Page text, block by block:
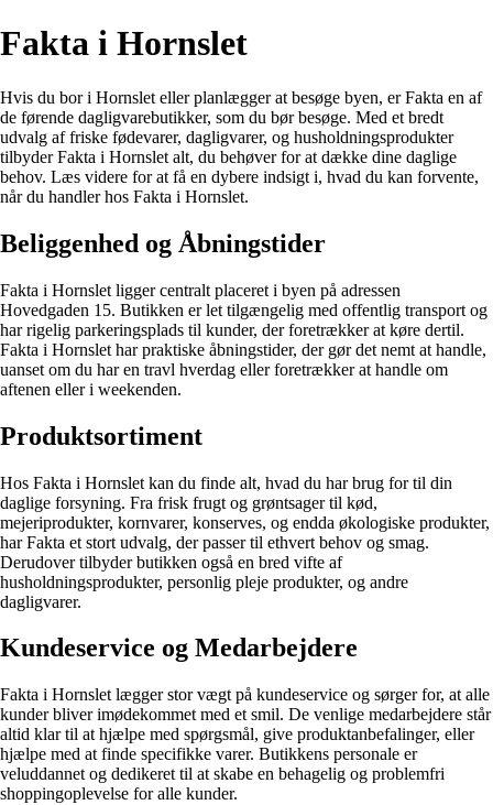
Fakta i Hornslet
Hvis du bor i Hornslet eller planlægger at besøge byen, er Fakta en af
de førende dagligvarebutikker, som du bør besøge. Med et bredt
udvalg af friske fødevarer, dagligvarer, og husholdningsprodukter
tilbyder Fakta i Hornslet alt, du behøver for at dække dine daglige
behov. Læs videre for at få en dybere indsigt i, hvad du kan forvente,
når du handler hos Fakta i Hornslet.
Beliggenhed og Åbningstider
Fakta i Hornslet ligger centralt placeret i byen på adressen
Hovedgaden 15. Butikken er let tilgængelig med offentlig transport og
har rigelig parkeringsplads til kunder, der foretrækker at køre dertil.
Fakta i Hornslet har praktiske åbningstider, der gør det nemt at handle,
uanset om du har en travl hverdag eller foretrækker at handle om
aftenen eller i weekenden.
Produktsortiment
Hos Fakta i Hornslet kan du finde alt, hvad du har brug for til din
daglige forsyning. Fra frisk frugt og grøntsager til kød,
mejeriprodukter, kornvarer, konserves, og endda økologiske produkter,
har Fakta et stort udvalg, der passer til ethvert behov og smag.
Derudover tilbyder butikken også en bred vifte af
husholdningsprodukter, personlig pleje produkter, og andre
dagligvarer.
Kundeservice og Medarbejdere
Fakta i Hornslet lægger stor vægt på kundeservice og sørger for, at alle
kunder bliver imødekommet med et smil. De venlige medarbejdere står
altid klar til at hjælpe med spørgsmål, give produktanbefalinger, eller
hjælpe med at finde specifikke varer. Butikkens personale er
veluddannet og dedikeret til at skabe en behagelig og problemfri
shoppingoplevelse for alle kunder.